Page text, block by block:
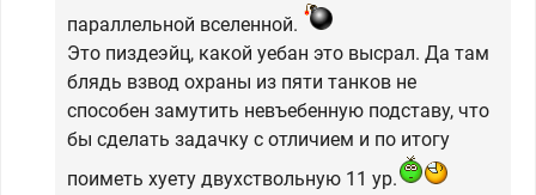
параллельной вселенной.
Это пиздеэйц, какой уебан это высрал. Да там
блядь взвод охраны из пяти танков не
способен замутить невъебенную подставу, что
бы сделать задачку с отличием и по итогу
поиметь хуету двухствольную 11 ур.